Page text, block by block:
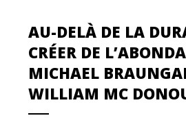
AU-DELÀ DE LA
CRÉER DE
MICHAEL
WILLIAM MC